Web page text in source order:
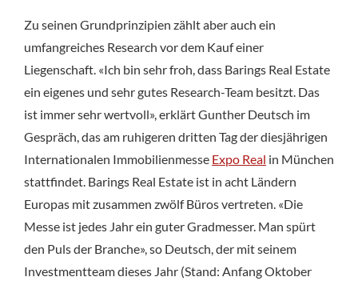
Zu seinen Grundprinzipien zählt aber auch ein
umfangreiches Research vor dem Kauf einer
Liegenschaft. «Ich bin sehr froh, dass Barings Real Estate
ein eigenes und sehr gutes Research-Team besitzt. Das
ist immer sehr wertvoll», erklärt Gunther Deutsch im
Gespräch, das am ruhigeren dritten Tag der diesjährigen
Internationalen Immobilienmesse Expo Real in München
stattfindet. Barings Real Estate ist in acht Ländern
Europas mit zusammen zwölf Büros vertreten. «Die
Messe ist jedes Jahr ein guter Gradmesser. Man spürt
den Puls der Branche», so Deutsch, der mit seinem
Investmentteam dieses Jahr (Stand: Anfang Oktober